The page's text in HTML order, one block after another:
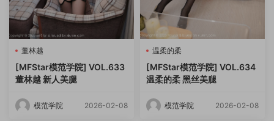
董林越
[MFStar模范学院] VOL.633
董林越 新人美腿
模范学院 2026-02-08
温柔的柔
[MFStar模范学院] VOL.634
温柔的柔 黑丝美腿
模范学院 2026-02-08